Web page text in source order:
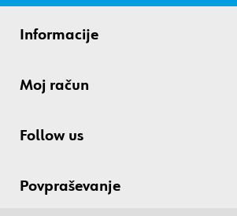
Informacije
Moj račun
Follow us
Povpraševanje